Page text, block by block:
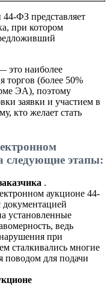
ФЗ представляет
при котором
это наиболее
торгов (более 50%
ЭА), поэтому
заявки и участием в
кто желает стать
следующие этапы:
.
аукционе 44-
документацией
установленные
ведь
при
сталкивались многие
поводом для подачи